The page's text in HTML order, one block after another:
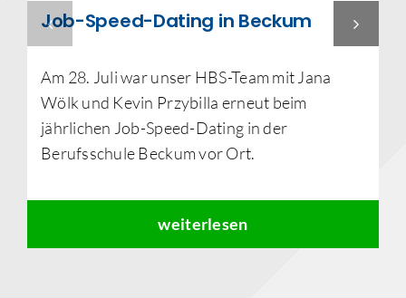
Job-Speed-Dating in Beckum
Am 28. Juli war unser HBS-Team mit Jana
Wölk und Kevin Przybilla erneut beim
jährlichen Job-Speed-Dating in der
Berufsschule Beckum vor Ort.
weiterlesen